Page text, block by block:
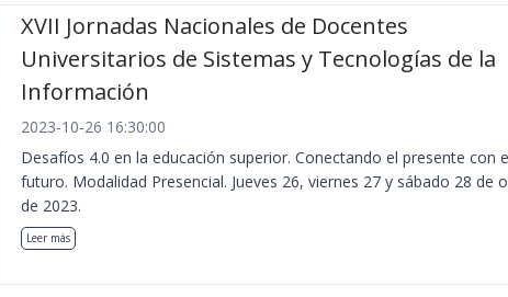
XVII Jornadas Nacionales de Docentes
Universitarios de Sistemas y Tecnologías de la
Información
2023-10-26 16:30:00
Desafíos 4.0 en la educación superior. Conectando el presente con
futuro. Modalidad Presencial. Jueves 26, viernes 27 y sábado 28 de
de 2023.
Leer más